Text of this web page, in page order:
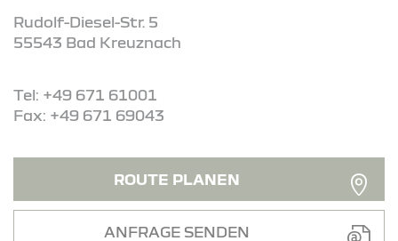
Rudolf-Diesel-Str. 5
55543 Bad Kreuznach
Tel: +49 671 61001
Fax: +49 671 69043
ROUTE PLANEN
ANFRAGE SENDEN